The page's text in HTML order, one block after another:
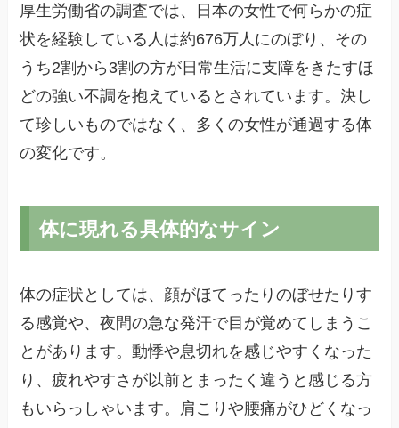
厚生労働省の調査では、日本の女性で何らかの症
状を経験している人は約676万人にのぼり、その
うち2割から3割の方が日常生活に支障をきたすほ
どの強い不調を抱えているとされています。決し
て珍しいものではなく、多くの女性が通過する体
の変化です。
体に現れる具体的なサイン
体の症状としては、顔がほてったりのぼせたりす
る感覚や、夜間の急な発汗で目が覚めてしまうこ
とがあります。動悸や息切れを感じやすくなった
り、疲れやすさが以前とまったく違うと感じる方
もいらっしゃいます。肩こりや腰痛がひどくなっ